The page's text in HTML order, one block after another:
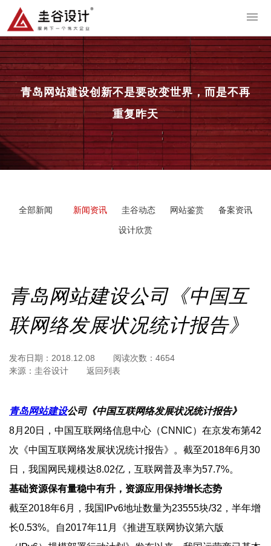
青岛网站建设创新不是要改变世界，而是不再
重复昨天
全部新闻 新闻资讯 圭谷动态 网站鉴赏 备案资讯
设计欣赏
青岛网站建设公司《中国互
联网络发展状况统计报告》
发布日期： 2018.12.08 阅读次数： 4654
来源： 圭谷设计 返回列表
青岛网站建设公司《中国互联网络发展状况统计报告》
8月20日，中国互联网络信息中心（CNNIC）在京发布第42
次《中国互联网络发展状况统计报告》。截至2018年6月30
日，我国网民规模达8.02亿，互联网普及率为57.7%。
基础资源保有量稳中有升，资源应用保持增长态势
截至2018年6月，我国IPv6地址数量为23555块/32，半年增
长0.53%。自2017年11月《推进互联网协议第六版